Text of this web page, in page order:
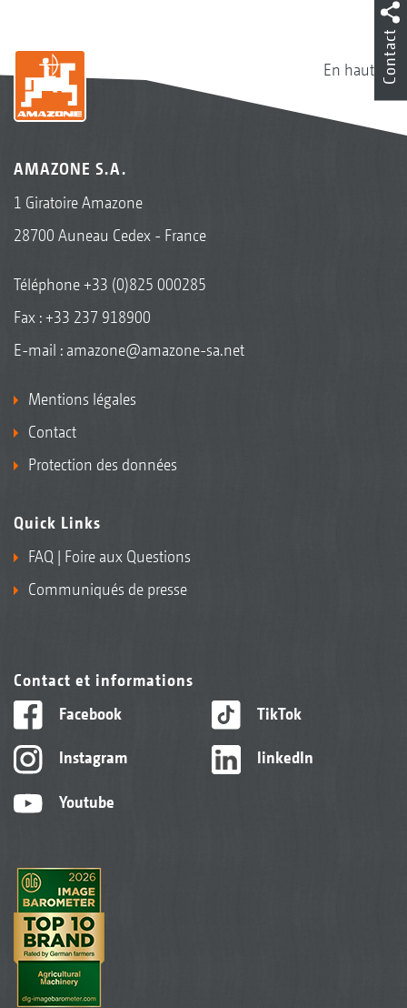
En haut
AMAZONE S.A.
1 Giratoire Amazone
28700 Auneau Cedex - France
Téléphone+33 (0)825 000285
Fax : +33 237 918900
E-mail : amazone@amazone-sa.net
Mentions légales
Contact
Protection des données
Quick Links
FAQ | Foire aux Questions
Communiqués de presse
Contact et informations
Facebook
Instagram
Youtube
TikTok
linkedIn
Contact